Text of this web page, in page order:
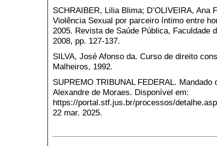
SCHRAIBER, Lilia Blima; D’OLIVEIRA, Ana
Violência Sexual por parceiro íntimo entre
2005. Revista de Saúde Pública, Faculdade
2008, pp. 127-137.
SILVA, José Afonso da. Curso de direito
Malheiros, 1992.
SUPREMO TRIBUNAL FEDERAL.
Alexandre de Moraes. Disponível em:
https://portal.stf.jus.br/processos/
22 mar. 2025.